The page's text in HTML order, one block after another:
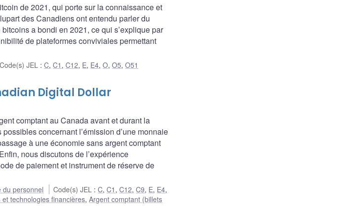
de 2021, qui porte sur la connaissance et
des Canadiens ont entendu parler du
a bondi en 2021, ce qui s’explique par
de plateformes conviviales permettant
Code(s) JEL :C,C1 ,C12, E, E4,O,O5,O51
Digital Dollar
comptant au Canada avant et durant la
concernant l’émission d’une monnaie
à une économie sans argent comptant
nous discutons de l’expérience
de paiement et instrument de réserve de
du personnel Code(s) JEL :C,C1 ,C12,C9, E, E4,
technologies financières,Argent comptant (billets